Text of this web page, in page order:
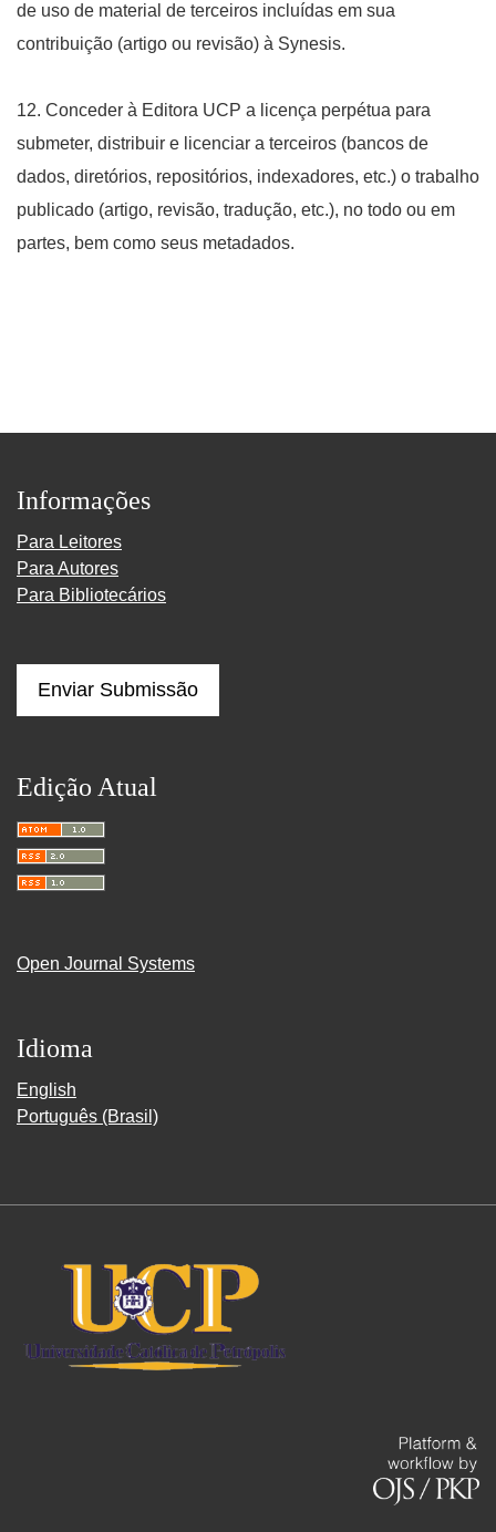
de uso de material de terceiros incluídas em sua
contribuição (artigo ou revisão) à Synesis.
12. Conceder à Editora UCP a licença perpétua para
submeter, distribuir e licenciar a terceiros (bancos de
dados, diretórios, repositórios, indexadores, etc.) o trabalho
publicado (artigo, revisão, tradução, etc.), no todo ou em
partes, bem como seus metadados.
Informações
Para Leitores
Para Autores
Para Bibliotecários
Enviar Submissão
Edição Atual
Open Journal Systems
Idioma
English
Português (Brasil)